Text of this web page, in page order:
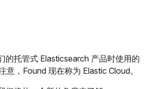
LinkedInr
的托管式 Elasticsearch 产品时使用的
意，Found 现在称为 Elastic Cloud。